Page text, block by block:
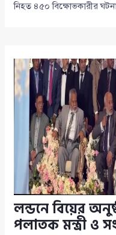
নিহত ৪৫০ বিক্ষোভকারীর
লন্ডনে বিয়ের
পলাতক মন্ত্রী ও